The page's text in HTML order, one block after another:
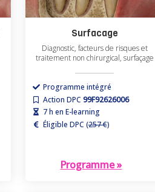
Surfacage
Diagnostic, facteurs de risques et
traitement non chirurgical, surfaçage
Programme intégré
Action DPC 99F92626006
7 h en E-learning
Éligible DPC (257 €)
Programme »